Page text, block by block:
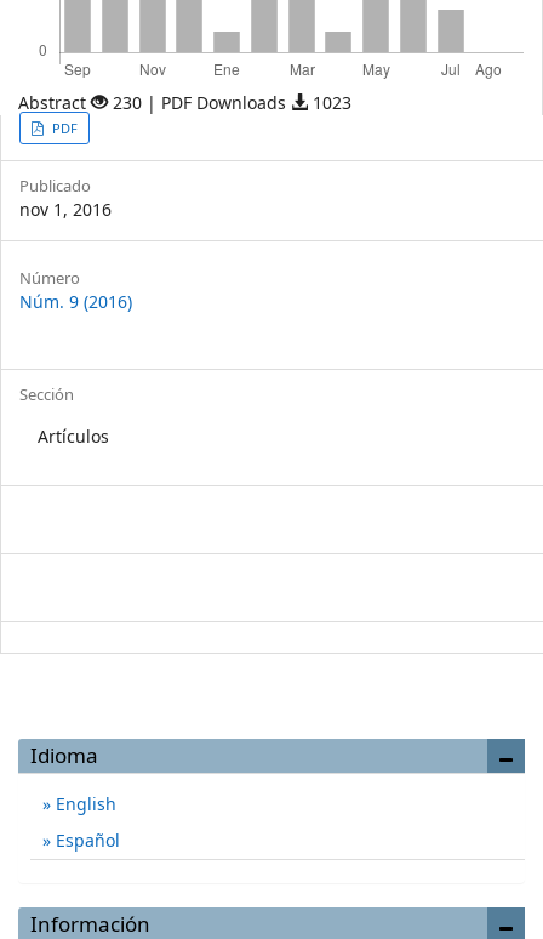
Abstract 230 | PDF Downloads 1023
Article
Sidebar
PDF
Publicado
nov 1, 2016
Article
Details
Número
Núm. 9 (2016)
Sección
Artículos
Idioma
English
Español
Información